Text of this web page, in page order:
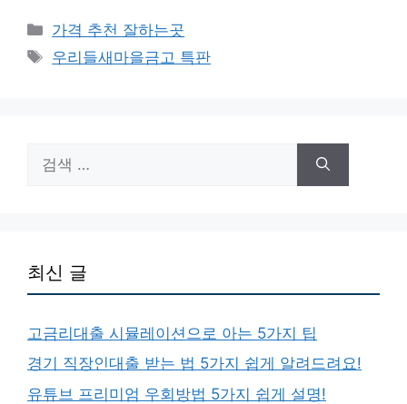
카
테
고
가격 추천 잘하는곳
태
우리들새마을금고 특판
색:
최신 글
고금리대출 시뮬레이션으로 아는 5가지 팁
경기 직장인대출 받는 법 5가지 쉽게 알려드려요!
유튜브 프리미엄 우회방법 5가지 쉽게 설명!